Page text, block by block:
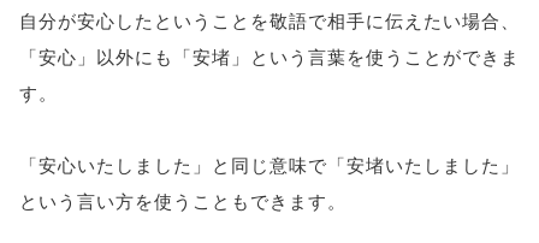
自分が安心したということを敬語で相手に伝えたい場合、
「安心」以外にも「安堵」という言葉を使うことができま
す。
「安心いたしました」と同じ意味で「安堵いたしました」
という言い方を使うこともできます。